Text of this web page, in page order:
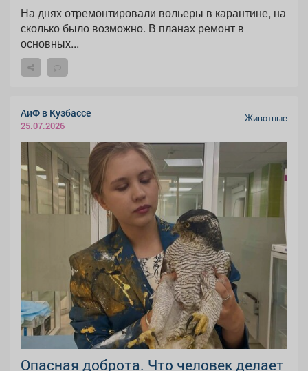
На днях отремонтировали вольеры в карантине, на
сколько было возможно. В планах ремонт в
основных...
АиФ в Кузбассе
25.07.2026
Животные
Опасная доброта. Что человек делает